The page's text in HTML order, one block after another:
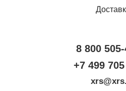
8 800
+7 499